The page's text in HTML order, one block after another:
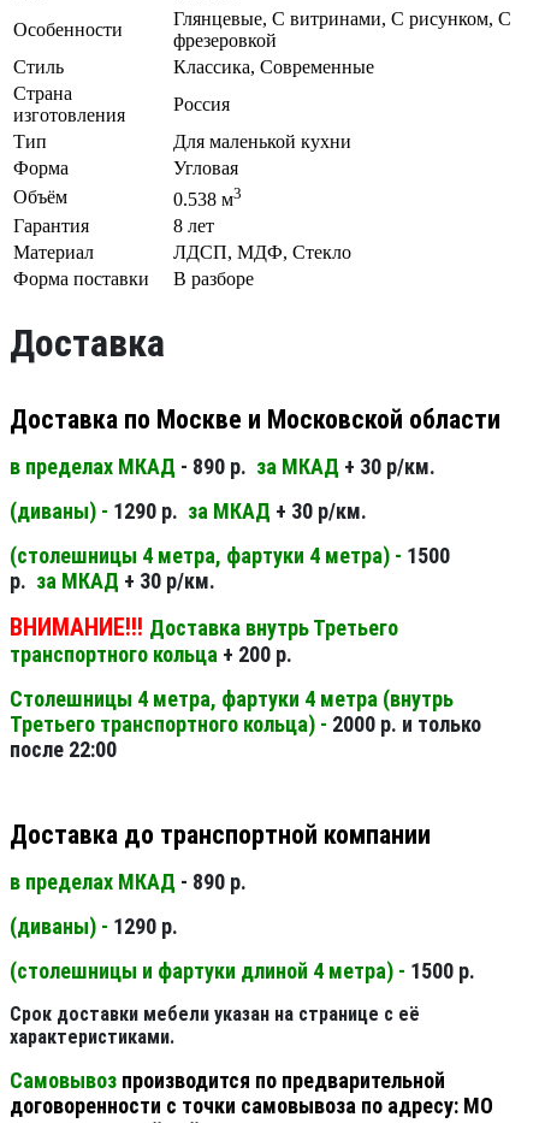
Особенности
Глянцевые, С витринами, С рисунком, С
фрезеровкой
Стиль
Классика, Современные
Страна
изготовления
Россия
Тип
Для маленькой кухни
Форма
Угловая
Объём
0.538 м3
Гарантия
8 лет
Материал
ЛДСП, МДФ, Стекло
Форма поставки
В разборе
Доставка
Доставка по Москве и Московской области
в пределах МКАД - 890 р. за МКАД + 30 р/км.
(диваны) - 1290 р. за МКАД + 30 р/км.
(столешницы 4 метра, фартуки 4 метра) - 1500
р. за МКАД + 30 р/км.
ВНИМАНИЕ!!! Доставка внутрь Третьего
транспортного кольца + 200 р.
Столешницы 4 метра, фартуки 4 метра (внутрь
Третьего транспортного кольца) - 2000 р. и только
после 22:00
Доставка до транспортной компании
в пределах МКАД - 890 р.
(диваны) - 1290 р.
(столешницы и фартуки длиной 4 метра) - 1500 р.
Срок доставки мебели указан на странице с её
характеристиками.
Самовывоз производится по предварительной
договоренности с точки самовывоза по адресу: МО